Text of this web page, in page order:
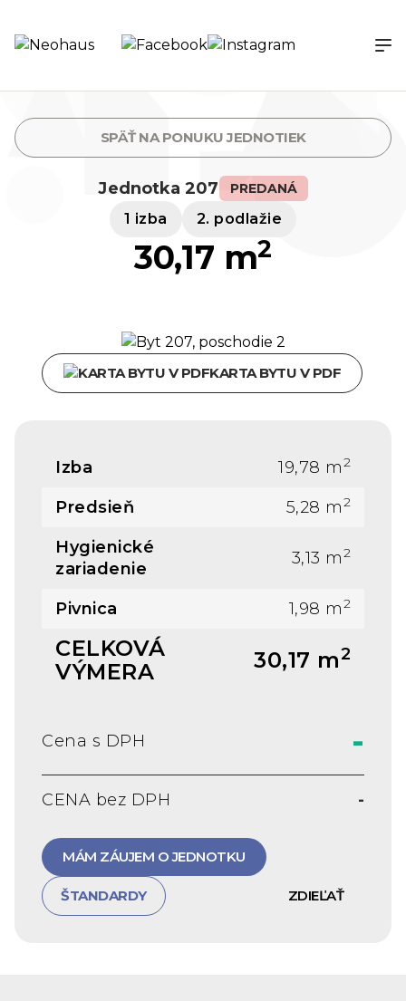
SPÄŤ NA PONUKU JEDNOTIEK
Jednotka 207 PREDANÁ
1 izba 2. podlažie
30,17 m2
KARTA BYTU V PDF
Izba 19,78 m2
Predsieň 5,28 m2
Hygienické
zariadenie
3,13 m2
Pivnica 1,98 m2
CELKOVÁ
VÝMERA
30,17 m2
Cena s DPH -
CENA bez DPH -
MÁM ZÁUJEM O JEDNOTKU
ŠTANDARDY ZDIEĽAŤ